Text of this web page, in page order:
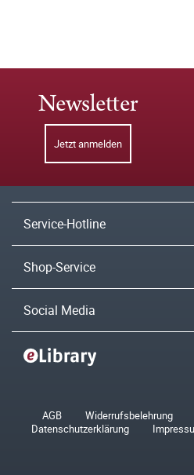
Newsletter
Jetzt anmelden
Service-Hotline
Shop-Service
Social Media
AGB Widerrufsbelehrung
Datenschutzerklärung